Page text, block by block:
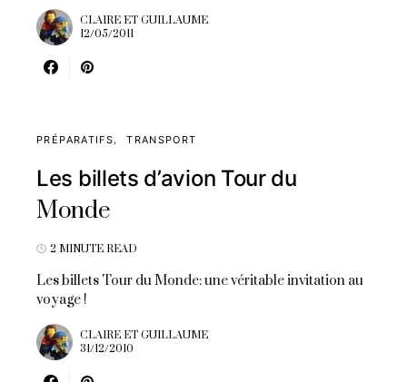
CLAIRE ET GUILLAUME
12/05/2011
PRÉPARATIFS TRANSPORT
Les billets d’avion Tour du
Monde
2 MINUTE READ
Les billets Tour du Monde: une véritable invitation au
voyage !
CLAIRE ET GUILLAUME
31/12/2010